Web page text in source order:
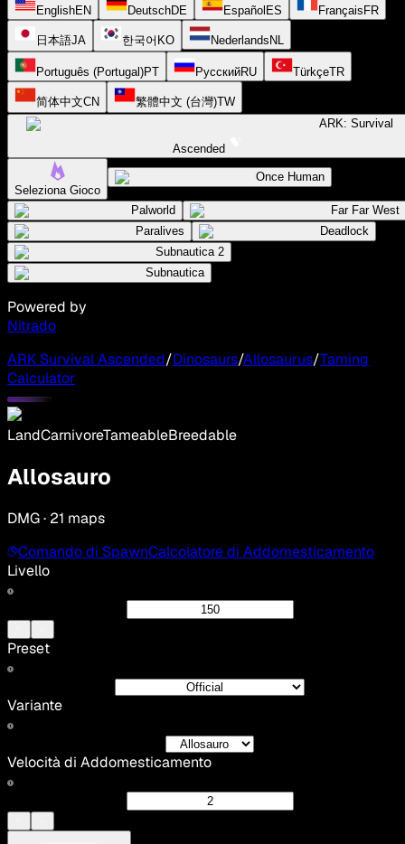
EnglishEN DeutschDE Español ES Français FR
日本語JA 한국어 KO Nederlands NL
Português (Portugal)PT РусскийRU TürkçeTR
简体中文CN 繁體中文 (台灣)TW
ARK: Survival
Ascended
Seleziona Gioco
Once Human
Palworld
Far Far West
Paralives
Deadlock
Subnautica 2
Subnautica
Powered by
Nitrado
ARK Survival Ascended/Dinosaurs/Allosaurus/Taming
Calculator
LandCarnivoreTameableBreedable
Allosauro
DMG · 21 maps
Comando di SpawnCalcolatore di Addomesticamento
Livello
Preset
Variante
Velocità di Addomesticamento